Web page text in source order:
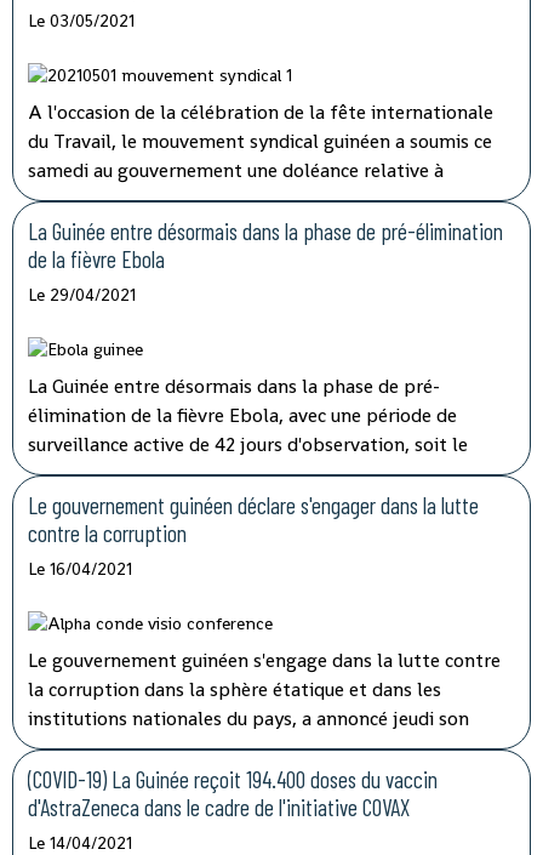
Le 03/05/2021
A l'occasion de la célébration de la fête internationale
du Travail, le mouvement syndical guinéen a soumis ce
samedi au gouvernement une doléance relative à
l'augmentation de salaire et de pension de retraite.
La Guinée entre désormais dans la phase de pré-élimination
de la fièvre Ebola
Le 29/04/2021
La Guinée entre désormais dans la phase de pré-
élimination de la fièvre Ebola, avec une période de
surveillance active de 42 jours d'observation, soit le
double de la période d'incubation du virus, a indiqué
mardi à la télévision nationale, Sory Condé, chargé des
études au département surveillance à l'Agence nationale
de sécurité sanitaire (ANSS).
Le gouvernement guinéen déclare s'engager dans la lutte
contre la corruption
Le 16/04/2021
Le gouvernement guinéen s'engage dans la lutte contre
la corruption dans la sphère étatique et dans les
institutions nationales du pays, a annoncé jeudi son
porte-parole, Aboubacar Sylla.Lors de la session
ordinaire du conseil des ministres tenu par
visioconférence, le président Alpha Condé a insisté sur
''la cohérence et la complémentarité qui doivent
(COVID-19) La Guinée reçoit 194.400 doses du vaccin
d'AstraZeneca dans le cadre de l'initiative COVAX
Le 14/04/2021